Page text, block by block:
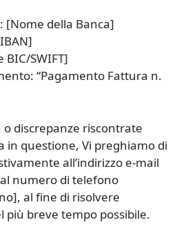
[Nome della Banca]
BIC/SWIFT]
“Pagamento Fattura n.
discrepanze riscontrate
in questione, Vi preghiamo di
all’indirizzo e-mail
numero di telefono
al fine di risolvere
più breve tempo possibile.